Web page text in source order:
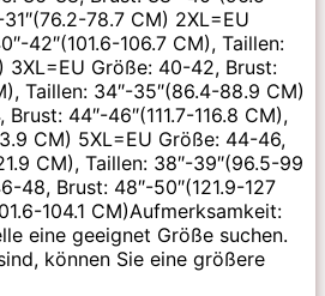
78.7 CM) 2XL=EU
42″(101.6-106.7 CM), Taillen:
3XL=EU Größe: 40-42, Brust:
Taillen: 34″-35″(86.4-88.9 CM)
44″-46″(111.7-116.8 CM),
CM) 5XL=EU Größe: 44-46,
CM), Taillen: 38″-39″(96.5-99
48, Brust: 48″-50″(121.9-127
104.1 CM)Aufmerksamkeit:
eine geeignet Größe suchen.
können Sie eine größere